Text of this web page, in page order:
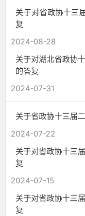
关于对省政协十三
复
2024-08-28
关于对湖北省政协
的答复
2024-07-31
关于省政协十三届
2024-07-22
关于对省政协十三
复
2024-07-15
关于对省政协十三
复